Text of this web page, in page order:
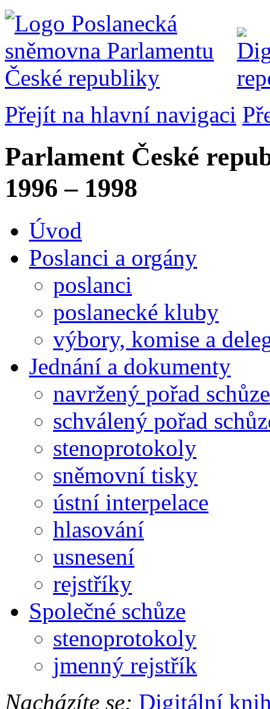
Přejít na hlavní navigaci
Parlament České
1996 – 1998
Úvod
Poslanci a orgány
poslanci
poslanecké kluby
výbory, komise a
Jednání a dokumenty
navržený pořad schůze
schválený pořad
stenoprotokoly
sněmovní tisky
ústní interpelace
hlasování
usnesení
rejstříky
Společné schůze
stenoprotokoly
jmenný rejstřík
Nacházíte se: Digitální